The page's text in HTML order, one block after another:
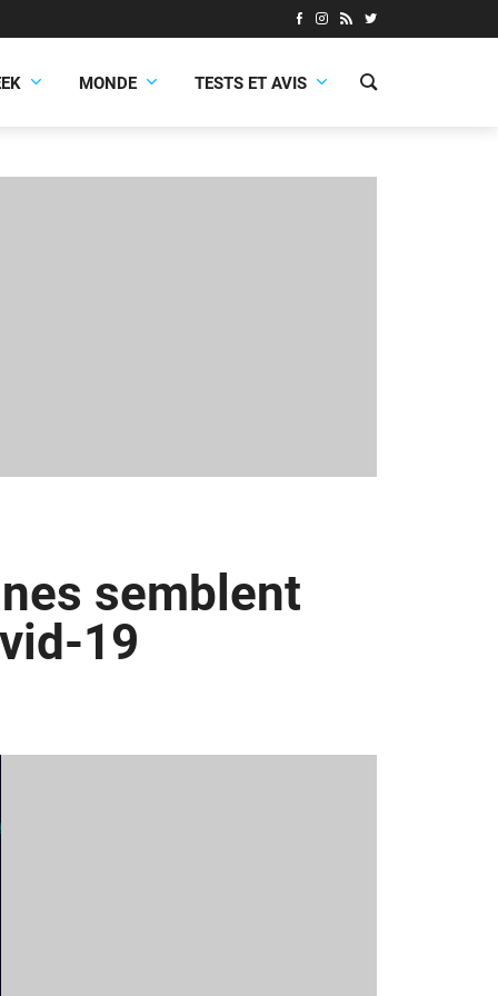
MONDE TESTS ET AVIS
semblent
19